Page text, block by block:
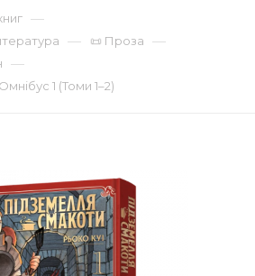
—
— 📜 Проза —
—
1 (Томи 1–2)